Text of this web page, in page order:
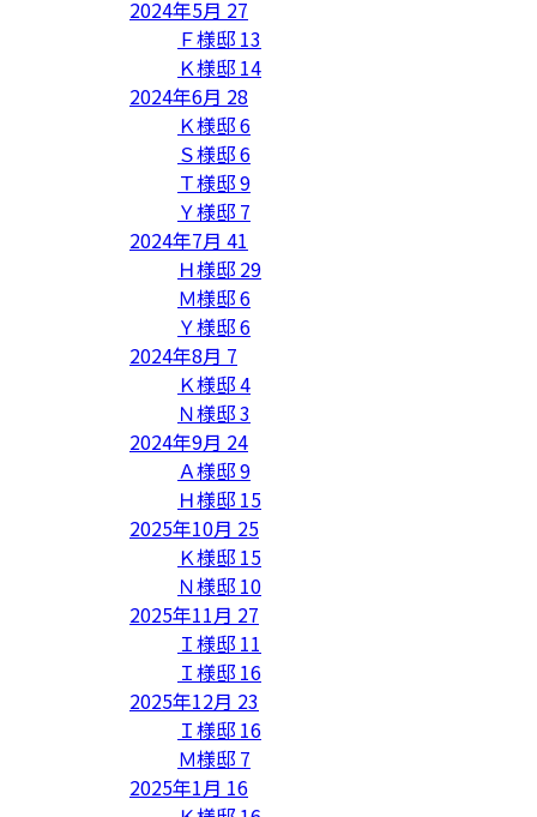
2024年5月 27
Ｆ様邸 13
Ｋ様邸 14
2024年6月 28
Ｋ様邸6
Ｓ様邸6
Ｔ様邸9
Ｙ様邸 7
2024年7月 41
Ｈ様邸 29
Ｍ様邸6
Ｙ様邸6
2024年8月 7
Ｋ様邸4
Ｎ様邸3
2024年9月 24
Ａ様邸9
Ｈ様邸 15
2025年10月 25
Ｋ様邸 15
Ｎ様邸 10
2025年11月 27
Ｉ様邸 11
Ｉ様邸 16
2025年12月 23
Ｉ様邸 16
Ｍ様邸 7
2025年1月 16